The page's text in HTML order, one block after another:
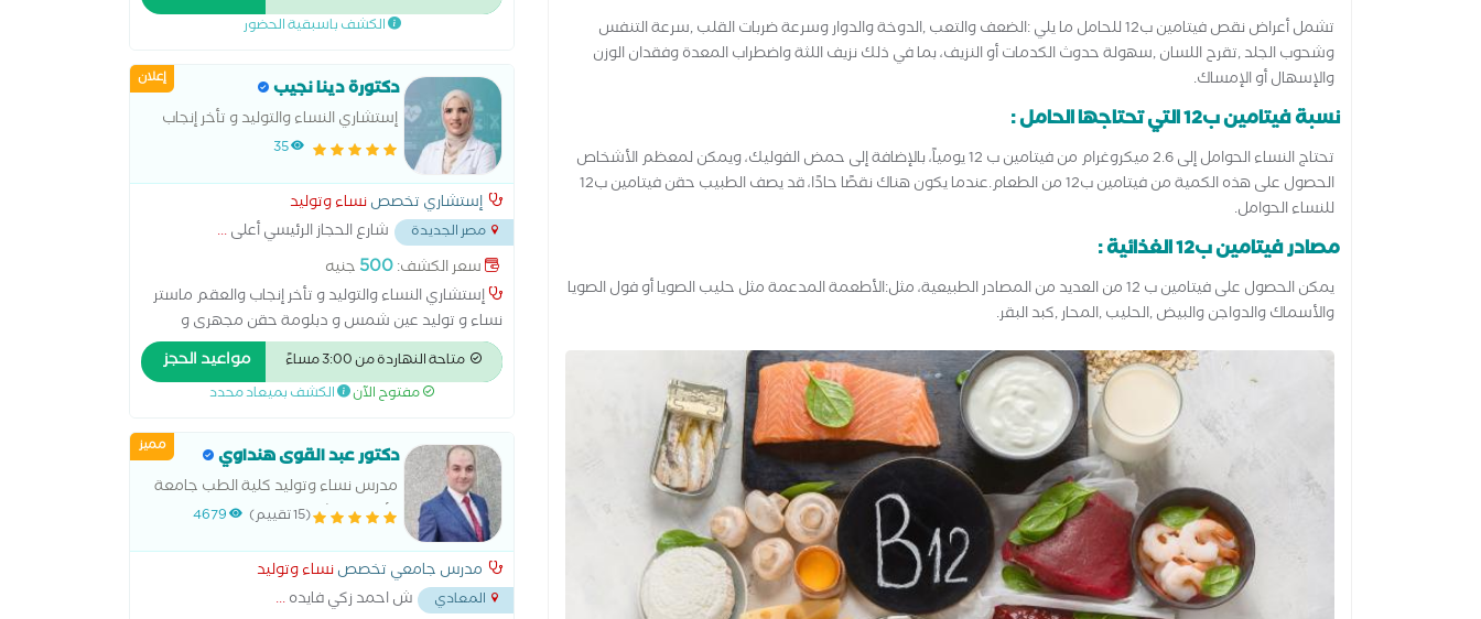
تشمل أعراض نقص فيتامين ب12 للحامل ما يلي :الضعف والتعب ,الدوخة والدوار وسرعة ضربات القلب ,سرعة التنفس
وشحوب الجلد ,تقرح اللسان ,سهولة حدوث الكدمات أو النزيف، بما في ذلك نزيف اللثة واضطراب المعدة وفقدان الوزن
والإسهال أو الإمساك.
نسبة فيتامين ب12 التي تحتاجها الحامل :
تحتاج النساء الحوامل إلى 2.6 ميكروغرام من فيتامين ب 12 يومياً، بالإضافة إلى حمض الفوليك، ويمكن لمعظم الأشخاص
الحصول على هذه الكمية من فيتامين ب12 من الطعام.عندما يكون هناك نقصًا حادًا، قد يصف الطبيب حقن فيتامين ب12
للنساء الحوامل.
مصادر فيتامين ب12 الغذائية :
يمكن الحصول على فيتامين ب 12 من العديد من المصادر الطبيعية، مثل:الأطعمة المدعمة مثل حليب الصويا أو فول الصويا
والأسماك والدواجن والبيض ,الحليب ,المحار ,كبد البقر.
بطانة الرحم ربط قناة فالوب رعاية ما قبل الولادة وبعدها
سونار سونار ثلاثي الابعاد سونار رباعي الابعاد عمليات
الكشف باسبقية الحضور
إعلان دكتورة دينا نجيب
إستشاري النساء والتوليد و تأخر إنجاب
والعقم ماستر نساء و توليد عين
اخصاب مساعد قصر عينى
35
إستشاري تخصصنساء وتوليد
مصر الجديدة شارع الحجاز الرئيسي أعلى...
سعر الكشف:500 جنيه
إستشاري النساء والتوليد و تأخر إنجاب والعقم ماستر
نساء و توليد عين شمس و دبلومة حقن مجهرى و
اخصاب مساعد قصر عينى استئصال المبيض اطفال
الانابيب الحقن المجهري الولادة الطبيعية الولادة
القيصرية تحليل بطانة الرحم رعاية ما قبل الولادة وبعدها
تجميل المهبل عملية استئصال الرحم بالمنظار
متاحة النهاردة من 3:00 مساءً مواعيد الحجز
مفتوح الآن الكشف بميعاد محدد
مميز دكتور عبد القوى هنداوي
مدرس نساء وتوليد كلية الطب جامعة
الأزهر، استشاري الحقن المجهري وطب
(15 تقييم) 4679
مدرس جامعي تخصصنساء وتوليد
المعادي ش احمد زكي فايده...